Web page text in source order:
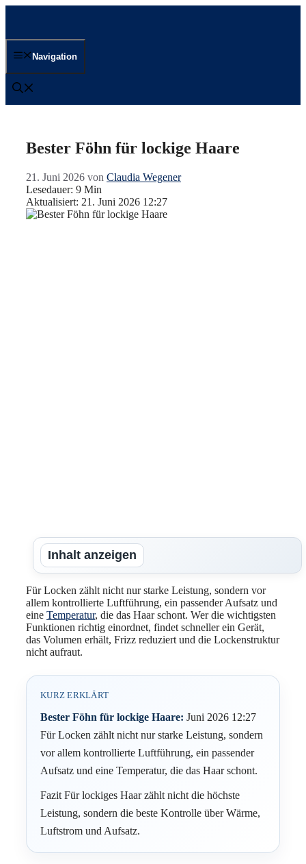
Navigation
Bester Föhn für lockige Haare
21. Juni 2026 von Claudia Wegener
Lesedauer: 9 Min
Aktualisiert: 21. Juni 2026 12:27
Inhalt anzeigen
Für Locken zählt nicht nur starke Leistung, sondern vor
allem kontrollierte Luftführung, ein passender Aufsatz und
eine Temperatur, die das Haar schont. Wer die wichtigsten
Funktionen richtig einordnet, findet schneller ein Gerät,
das Volumen erhält, Frizz reduziert und die Lockenstruktur
nicht aufraut.
KURZ ERKLÄRT
Bester Föhn für lockige Haare: Juni 2026 12:27
Für Locken zählt nicht nur starke Leistung, sondern
vor allem kontrollierte Luftführung, ein passender
Aufsatz und eine Temperatur, die das Haar schont.
Fazit Für lockiges Haar zählt nicht die höchste
Leistung, sondern die beste Kontrolle über Wärme,
Luftstrom und Aufsatz.